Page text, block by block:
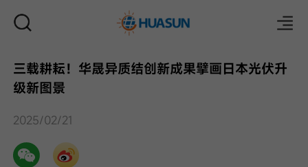
三载耕耘！华晟异质结创新成果擘画日本光伏升
级新图景
2025/02/21